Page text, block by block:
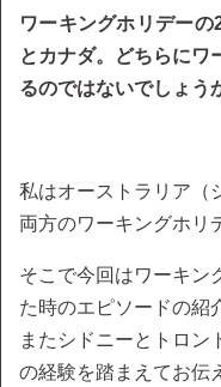
ワーキングホリデー
とカナダ。どちらにワ
るのではないでしょう
私はオーストラリア（
両方のワーキングホリ
そこで今回はワーキン
た時のエピソードの紹
またシドニーとトロン
の経験を踏まえてお伝